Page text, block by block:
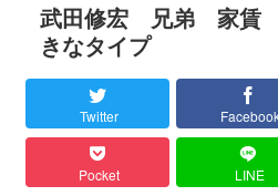
武田修宏 兄弟 家賃
きなタイプ
Twitter
Pocket LINE